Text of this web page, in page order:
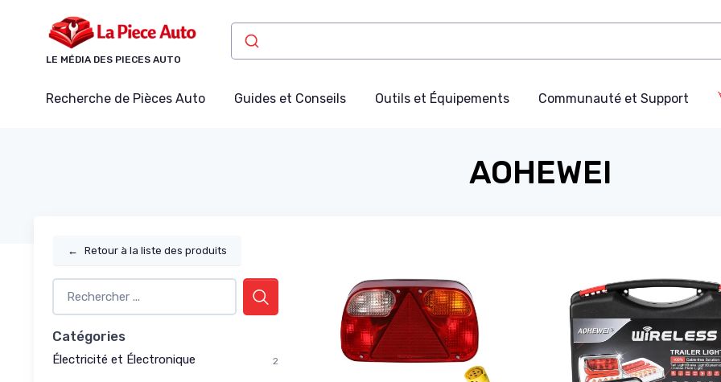
LE MÉDIA DES PIECES AUTO
Recherche de Pièces Auto Guides et Conseils Outils et Équipements Communauté et Support
AOHEWEI
← Retour à la liste des produits
Catégories
Électricité et Électronique 2